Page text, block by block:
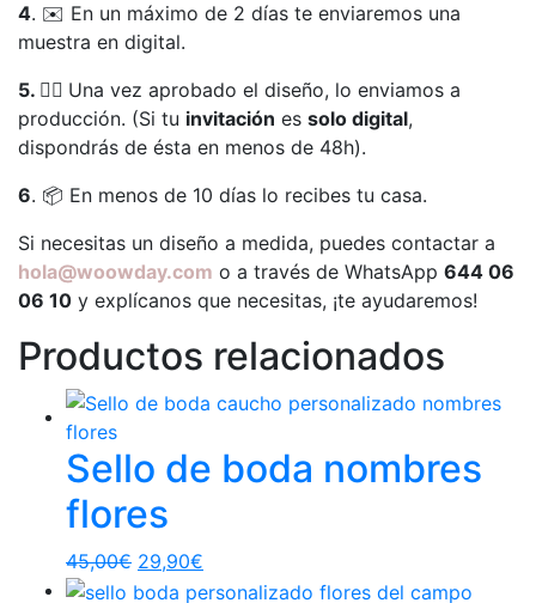
4. ✉️ En un máximo de 2 días te enviaremos una
muestra en digital.
5. 👍🏻 Una vez aprobado el diseño, lo enviamos a
producción. (Si tu invitación es solo digital,
dispondrás de ésta en menos de 48h).
6. 📦 En menos de 10 días lo recibes tu casa.
Si necesitas un diseño a medida, puedes contactar a
hola@woowday.com o a través de WhatsApp 644 06
06 10 y explícanos que necesitas, ¡te ayudaremos!
Productos relacionados
Sello de boda nombres
flores
45,00€ 29,90€